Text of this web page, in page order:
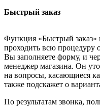
Быстрый заказ
Функция «Быстрый заказ»
проходить всю процедуру
Вы заполняете форму, и
менеджер магазина. Он
на вопросы, касающиеся
также подскажет о
По результатам звонка,